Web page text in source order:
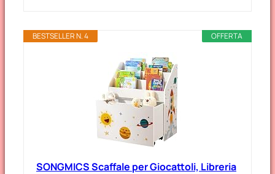
OFFERTA
BESTSELLER N. 4
SONGMICS Scaffale per Giocattoli, Libreria